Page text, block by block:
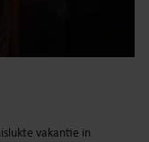
vakantie in